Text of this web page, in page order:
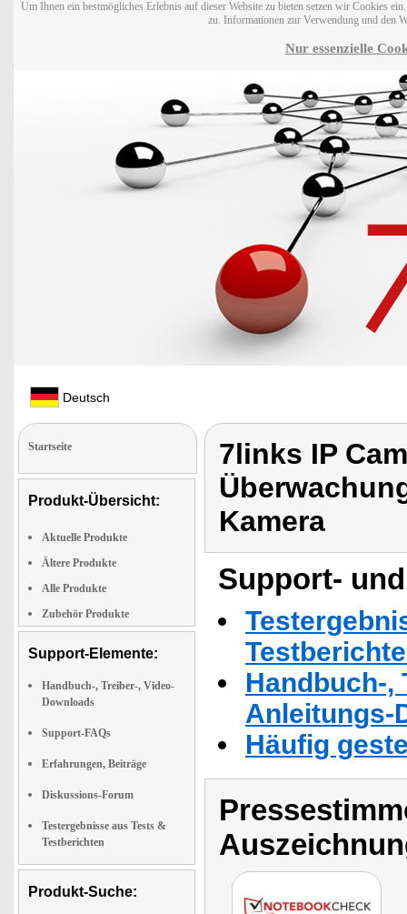
Um Ihnen ein bestmögliches Erlebnis auf dieser Website zu bieten setzen wir Cookies
zu. Informationen zur Verwendung und den
Nur essenzielle
Deutsch
Startseite
Produkt-Übersicht:
Aktuelle Produkte
Ältere Produkte
Alle Produkte
Zubehör Produkte
Support-Elemente:
Handbuch-, Treiber-, Video-
Downloads
Support-FAQs
Erfahrungen, Beiträge
Diskussions-Forum
Testergebnisse aus Tests &
Testberichten
Produkt-Suche:
7links IP
Kamera
Support-
Handbuch-,
Anleitungs-
Häufig